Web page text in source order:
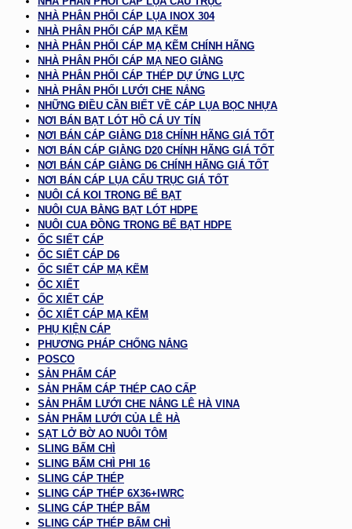
NHÀ PHÂN PHỐI CÁP LỤA INOX 304
NHÀ PHÂN PHỐI CÁP MẠ KẼM
NHÀ PHÂN PHỐI CÁP MẠ KẼM CHÍNH HÃNG
NHÀ PHÂN PHỐI CÁP MẠ NEO GIẰNG
NHÀ PHÂN PHỐI CÁP THÉP DỰ ỨNG LỰC
NHÀ PHÂN PHỐI LƯỚI CHE NẮNG
NHỮNG ĐIỀU CẦN BIẾT VỀ CÁP LỤA BỌC NHỰA
NƠI BÁN BẠT LÓT HỒ CÁ UY TÍN
NƠI BÁN CÁP GIẰNG D18 CHÍNH HÃNG GIÁ TỐT
NƠI BÁN CÁP GIẰNG D20 CHÍNH HÃNG GIÁ TỐT
NƠI BÁN CÁP GIẰNG D6 CHÍNH HÃNG GIÁ TỐT
NƠI BÁN CÁP LỤA CẨU TRỤC GIÁ TỐT
NUÔI CÁ KOI TRONG BỂ BẠT
NUÔI CUA BẰNG BẠT LÓT HDPE
NUÔI CUA ĐỒNG TRONG BỂ BẠT HDPE
ỐC SIẾT CÁP
ỐC SIẾT CÁP D6
ỐC SIẾT CÁP MẠ KẼM
ỐC XIẾT
ỐC XIẾT CÁP
ỐC XIẾT CÁP MẠ KẼM
PHỤ KIỆN CÁP
PHƯƠNG PHÁP CHỐNG NẮNG
POSCO
SẢN PHẨM CÁP
SẢN PHẨM CÁP THÉP CAO CẤP
SẢN PHẨM LƯỚI CHE NẮNG LÊ HÀ VINA
SẢN PHẨM LƯỚI CỦA LÊ HÀ
SẠT LỞ BỜ AO NUÔI TÔM
SLING BẤM CHÌ
SLING BẤM CHÌ PHI 16
SLING CÁP THÉP
SLING CÁP THÉP 6X36+IWRC
SLING CÁP THÉP BẤM
SLING CÁP THÉP BẤM CHÌ